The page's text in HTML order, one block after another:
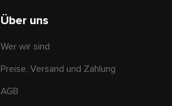
Über uns
Wer wir sind
Preise, Versand und Zahlung
AGB